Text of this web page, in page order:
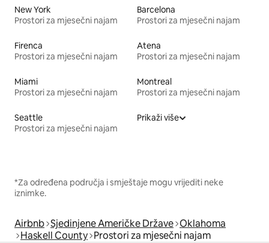
New York
Prostori za mjesečni najam
Barcelona
Prostori za mjesečni najam
Firenca
Prostori za mjesečni najam
Atena
Prostori za mjesečni najam
Miami
Prostori za mjesečni najam
Montreal
Prostori za mjesečni najam
Seattle
Prostori za mjesečni najam
Prikaži više
*Za određena područja i smještaje mogu vrijediti neke
iznimke.
Airbnb Sjedinjene Američke Države Oklahoma
Haskell County Prostori za mjesečni najam